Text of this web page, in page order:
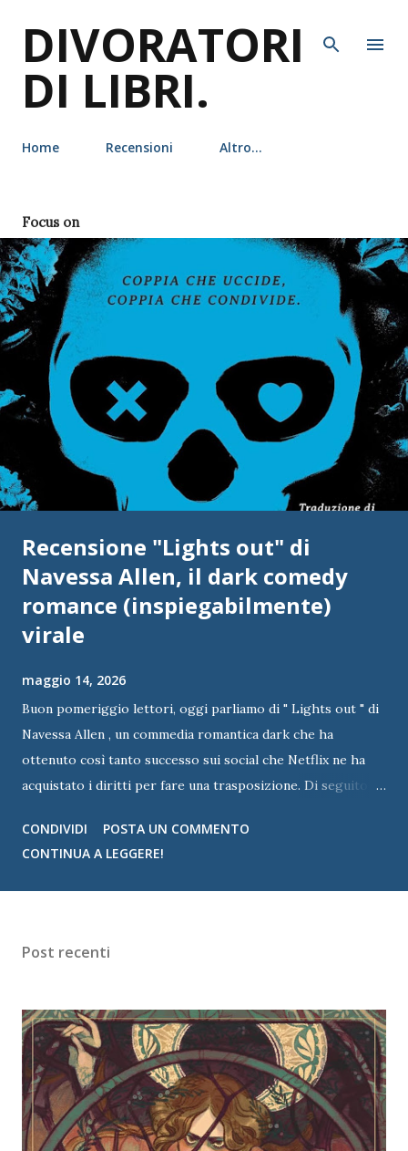
DIVORATORI
DI LIBRI.
Home Recensioni Altro…
o
s
t
Focus on
Recensione "Lights out" di
Navessa Allen, il dark comedy
romance (inspiegabilmente)
virale
maggio 14, 2026
Buon pomeriggio lettori, oggi parliamo di " Lights out " di
Navessa Allen , un commedia romantica dark che ha
ottenuto così tanto successo sui social che Netflix ne ha
acquistato i diritti per fare una trasposizione. Di seguito vi
Autrice: Navessa Allen Pagine: 444 Editore: Mondadori
Anno di pubblicazione: 2026 (ita) Prezzo: 12,99 €
disponibile in ebook, cartaceo e audiolibro Volevo un uomo
dà la caccia. Ma non avrebbe mai immaginato che un
messaggio inviato da ubriaca avrebbe trasformato quei
sogni in realtà. Josh Hammond ha trascorso la sua vita
evitando le luci della ribalta, ma il suo personaggio online è
un'altra storia: ha milioni di follower, ma solo una gli
interessa,...
CONDIVIDI
POSTA UN COMMENTO
CONTINUA A LEGGERE!
Post recenti